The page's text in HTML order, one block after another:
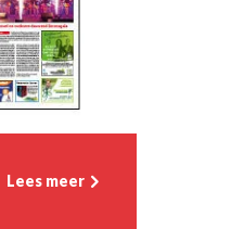
Lees meer